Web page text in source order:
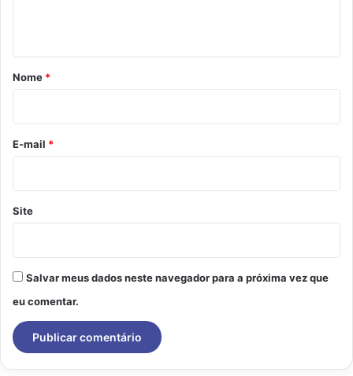
r
o
*
Nome *
E-mail *
Site
Salvar meus dados neste navegador para a próxima vez que
eu comentar.